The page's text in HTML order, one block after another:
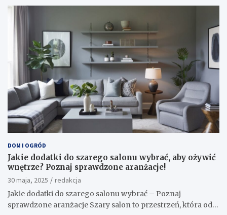
DOM I OGRÓD
Jakie dodatki do szarego salonu wybrać, aby ożywić
wnętrze? Poznaj sprawdzone aranżacje!
30 maja, 2025
redakcja
Jakie dodatki do szarego salonu wybrać – Poznaj
sprawdzone aranżacje Szary salon to przestrzeń, która od…